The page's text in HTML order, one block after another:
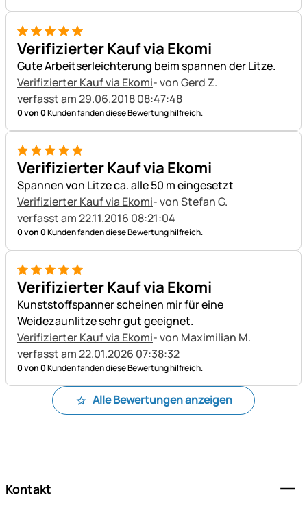
5 von 5
Verifizierter Kauf via Ekomi
Gute Arbeitserleichterung beim spannen der Litze.
Verifizierter Kauf via Ekomi- von Gerd Z.
verfasst am 29.06.2018 08:47:48
0 von 0Kunden fanden diese Bewertung hilfreich.
5 von 5
Verifizierter Kauf via Ekomi
Spannen von Litze ca. alle 50 m eingesetzt
Verifizierter Kauf via Ekomi- von Stefan G.
verfasst am 22.11.2016 08:21:04
0 von 0Kunden fanden diese Bewertung hilfreich.
5 von 5
Verifizierter Kauf via Ekomi
Kunststoffspanner scheinen mir für eine
Weidezaunlitze sehr gut geeignet.
Verifizierter Kauf via Ekomi- von Maximilian M.
verfasst am 22.01.2026 07:38:32
0 von 0Kunden fanden diese Bewertung hilfreich.
Alle Bewertungen anzeigen
Kontakt